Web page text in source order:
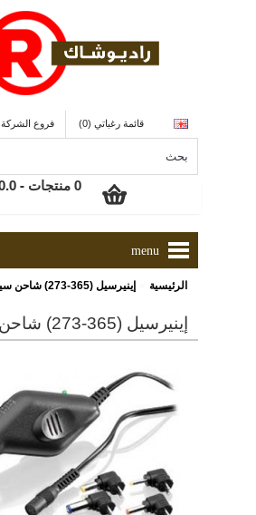
قائمة رغباتي (0) فروع الشركة
0 منتجات - 0.0
menu
الرئيسية إينيرسيل (365-273) شاحن سيارة
إينيرسيل (365-273) شاحن سيارة